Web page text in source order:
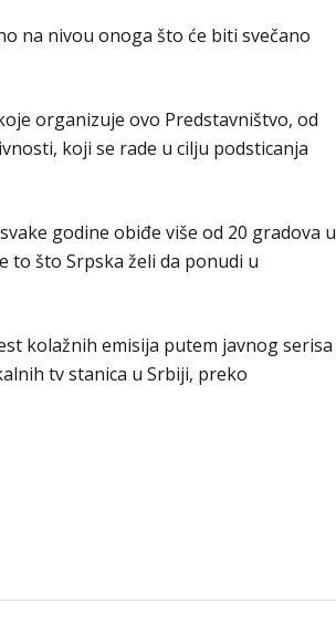
na nivou onoga što će biti svečano
organizuje ovo Predstavništvo, od
koji se rade u cilju podsticanja
godine obiđe više od 20 gradova u
što Srpska želi da ponudi u
kolažnih emisija putem javnog serisa
tv stanica u Srbiji, preko